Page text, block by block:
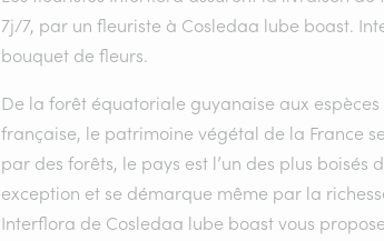
7j/7, par un fleuriste à Cosledaa lube boast.
bouquet de fleurs.
De la forêt équatoriale guyanaise aux
française, le patrimoine végétal de la France
par des forêts, le pays est l’un des plus
exception et se démarque même par la
Interflora de Cosledaa lube boast vous